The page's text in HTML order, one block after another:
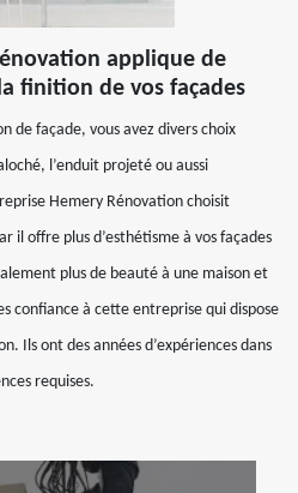
applique de
finition de vos façades
de façade, vous avez divers choix
l’enduit projeté ou aussi
Hemery Rénovation choisit
il offre plus d’esthétisme à vos façades
plus de beauté à une maison et
confiance à cette entreprise qui dispose
Ils ont des années d’expériences dans
requises.